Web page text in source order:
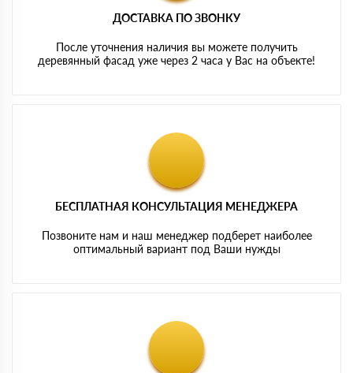
ДОСТАВКА ПО ЗВОНКУ
После уточнения наличия вы можете получить
деревянный фасад уже через 2 часа у Вас на объекте!
БЕСПЛАТНАЯ КОНСУЛЬТАЦИЯ МЕНЕДЖЕРА
Позвоните нам и наш менеджер подберет наиболее
оптимальный вариант под Ваши нужды